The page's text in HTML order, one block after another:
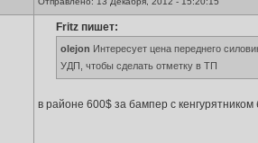
Fritz пишет:
olejon Интересует цена переднего
УДП, чтобы сделать отметку в ТП
в районе 600$ за бампер с